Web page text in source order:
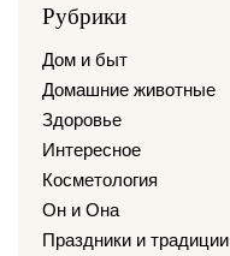
Рубрики
Дом и быт
Домашние животные
Здоровье
Интересное
Косметология
Он и Она
Праздники и традиции